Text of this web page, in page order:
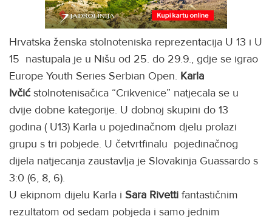
Hrvatska ženska stolnoteniska reprezentacija U 13 i U
15 nastupala je u Nišu od 25. do 29.9., gdje se igrao
Europe Youth Series Serbian Open. Karla
Ivčićstolnotenisačica “Crikvenice” natjecala se u
dvije dobne kategorije. U dobnoj skupini do 13
godina ( U13) Karla u pojedinačnom djelu prolazi
grupu s tri pobjede. U četvrtfinalu pojedinačnog
dijela natjecanja zaustavlja je Slovakinja Guassardo s
3:0 (6, 8, 6).
U ekipnom dijelu Karla i Sara Rivetti fantastičnim
rezultatom od sedam pobjeda i samo jednim